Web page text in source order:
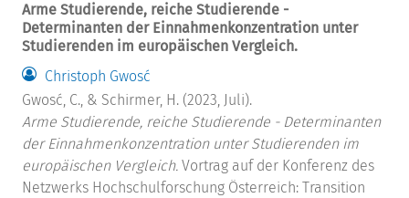
Arme Studierende, reiche Studierende -
Determinanten der Einnahmenkonzentration unter
Studierenden im europäischen Vergleich.
Christoph Gwosć
Gwosć, C., & Schirmer, H. (2023, Juli).
Arme Studierende, reiche Studierende - Determinanten
der Einnahmenkonzentration unter Studierenden im
europäischen Vergleich. Vortrag auf der Konferenz des
Netzwerks Hochschulforschung Österreich: Transition